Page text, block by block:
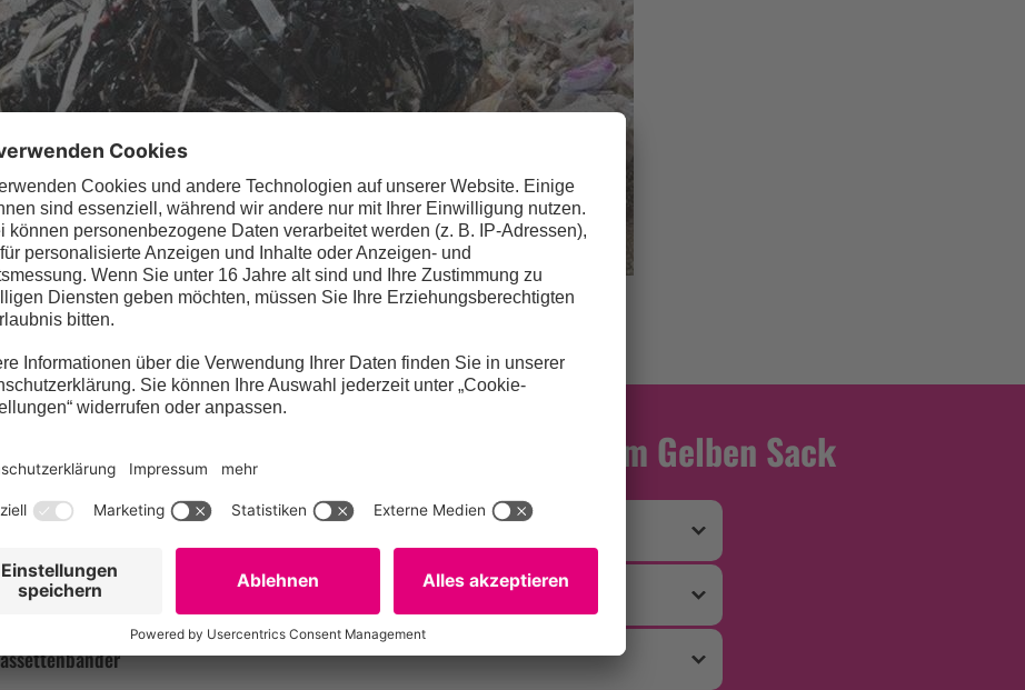
Hündgen Entsorgung GmbH & Co. KG in Swisttal / Frank Arleth
Entsorgung in der Gelben Tonne oder dem Gelben Sack